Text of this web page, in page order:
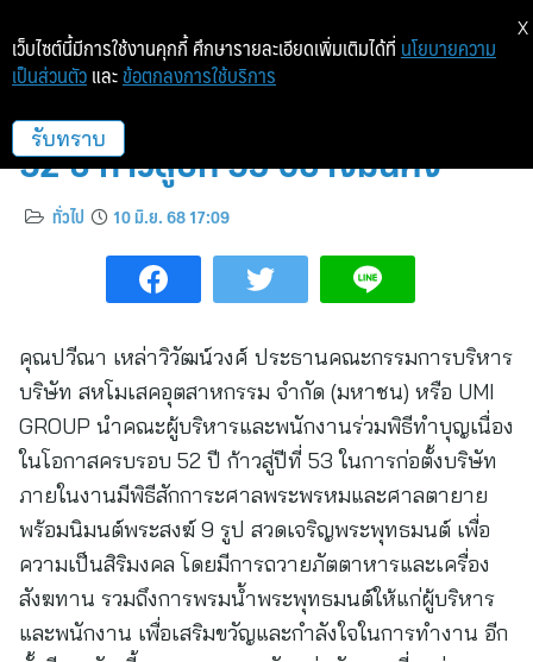
UMI GROUP จัดพิธีทำบุญครบรอบ
52 ปี ก้าวสู่ปีที่ 53 อย่างมั่นคง
ทั่วไป 10 มิ.ย. 68 17:09
คุณปวีณา เหล่าวิวัฒน์วงศ์ ประธานคณะกรรมการบริหาร
บริษัท สหโมเสคอุตสาหกรรม จำกัด (มหาชน) หรือ UMI
GROUP นำคณะผู้บริหารและพนักงานร่วมพิธีทำบุญเนื่อง
ในโอกาสครบรอบ 52 ปี ก้าวสู่ปีที่ 53 ในการก่อตั้งบริษัท
ภายในงานมีพิธีสักการะศาลพระพรหมและศาลตายาย
พร้อมนิมนต์พระสงฆ์ 9 รูป สวดเจริญพระพุทธมนต์ เพื่อ
ความเป็นสิริมงคล โดยมีการถวายภัตตาหารและเครื่อง
สังฆทาน รวมถึงการพรมน้ำพระพุทธมนต์ให้แก่ผู้บริหาร
และพนักงาน เพื่อเสริมขวัญและกำลังใจในการทำงาน อีก
เว็บไซต์นี้มีการใช้งานคุกกี้ ศึกษารายละเอียดเพิ่มเติมได้ที่ นโยบายความ
เป็นส่วนตัว และ ข้อตกลงการใช้บริการ
รับทราบ
X